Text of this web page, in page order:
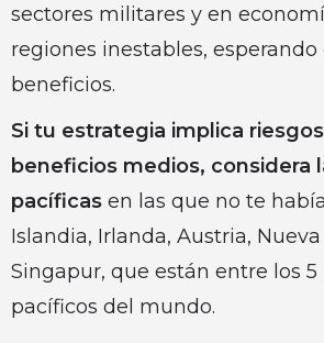
sectores militares y en
regiones inestables, esperando
beneficios.
Si tu estrategia implica
beneficios medios, considera
pacíficas en las que no te
Islandia, Irlanda, Austria,
Singapur, que están entre los 5
pacíficos del mundo.